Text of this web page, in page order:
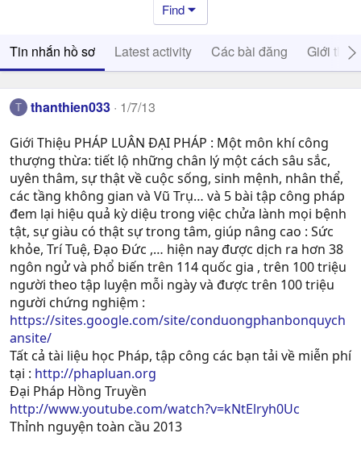
Find
Tin nhắn hồ sơ Latest activity Các bài đăng Giới thiệu
T thanthien033 1/7/13
Giới Thiệu PHÁP LUÂN ĐẠI PHÁP : Một môn khí công
thượng thừa: tiết lộ những chân lý một cách sâu sắc,
uyên thâm, sự thật về cuộc sống, sinh mệnh, nhân thể,
các tầng không gian và Vũ Trụ… và 5 bài tập công pháp
đem lại hiệu quả kỳ diệu trong việc chửa lành mọi bệnh
tật, sự giàu có thật sự trong tâm, giúp nâng cao : Sức
khỏe, Trí Tuệ, Ðạo Ðức ,… hiện nay được dịch ra hơn 38
ngôn ngử và phổ biến trên 114 quốc gia , trên 100 triệu
người theo tập luyện mỗi ngày và được trên 100 triệu
người chứng nghiệm :
https://sites.google.com/site/conduongphanbonquych
ansite/
Tất cả tài liệu học Pháp, tập công các bạn tải về miễn phí
tại : http://phapluan.org
Đại Pháp Hồng Truyền
http://www.youtube.com/watch?v=kNtElryh0Uc
Thỉnh nguyện toàn cầu 2013